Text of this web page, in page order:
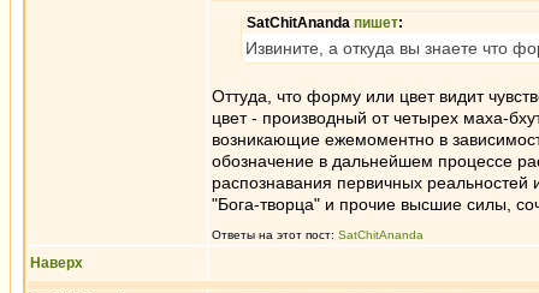
SatChitAnanda пишет:
Извините, а откуда вы знаете что
Оттуда, что форму или цвет видит
цвет - производный от четырех маха-
возникающие ежемоментно в
обозначение в дальнейшем процессе
распознавания первичных
"Бога-творца" и прочие высшие силы,
Ответы на этот пост: SatChitAnanda
Наверх